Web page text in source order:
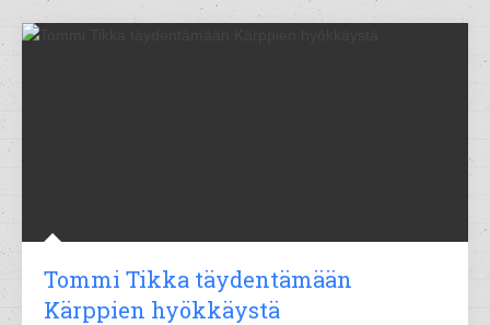
Tommi Tikka täydentämään
Kärppien hyökkäystä